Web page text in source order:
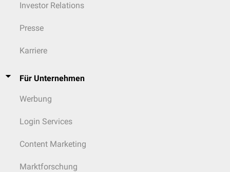
Investor Relations
Presse
Karriere
Für Unternehmen
Werbung
Login Services
Content Marketing
Marktforschung